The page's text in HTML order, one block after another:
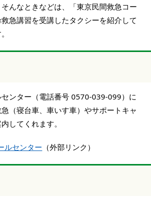
んなときなどは、「東京民間救急コー
急講習を受講したタクシーを紹介して
ンター（電話番号 0570-039-099）に
（寝台車、車いす車）やサポートキャ
してくれます。
ルセンター （外部リンク）